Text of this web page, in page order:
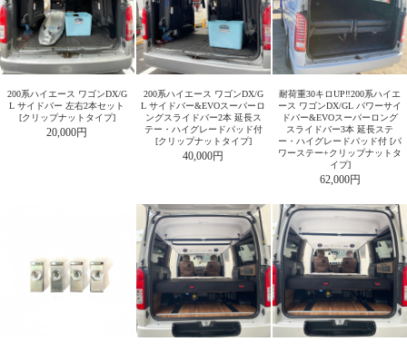
200系ハイエース ワゴンDX/G
L サイドバー 左右2本セット
[クリップナットタイプ]
20,000円
200系ハイエース ワゴンDX/G
L サイドバー&EVOスーパーロ
ングスライドバー2本 延長ス
テー・ハイグレードパッド付
[クリップナットタイプ]
40,000円
耐荷重30キロUP‼200系ハイエ
ース ワゴンDX/GL パワーサイ
ドバー&EVOスーパーロング
スライドバー3本 延長ステ
ー・ハイグレードパッド付 [パ
ワーステー+クリップナットタ
イプ]
62,000円